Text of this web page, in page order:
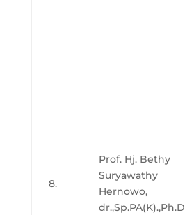
8.
Prof. Hj. Bethy
Suryawathy
Hernowo,
dr.,Sp.PA(K).,Ph.D